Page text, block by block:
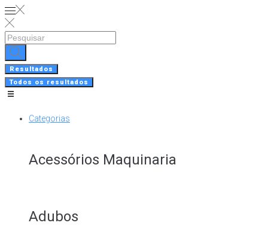
Skip
to
content
Search
Resultados
Todos os resultados
Categorias
Acessórios Maquinaria
Adubos